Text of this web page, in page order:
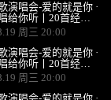
演唱会-爱的就是你 ·
给你听丨20首经典
大合唱（济南站）
周三 20:00
演唱会-爱的就是你 ·
给你听丨20首经典
大合唱（银川站）
周三 20:00